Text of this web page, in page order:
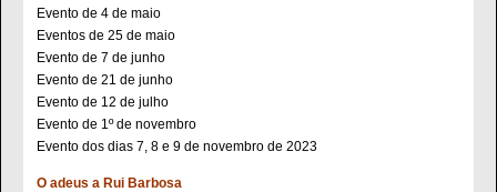
Evento de 4 de maio
Eventos de 25 de maio
Evento de 7 de junho
Evento de 21 de junho
Evento de 12 de julho
Evento de 1º de novembro
Evento dos dias 7, 8 e 9 de novembro de 2023
O adeus a Rui Barbosa